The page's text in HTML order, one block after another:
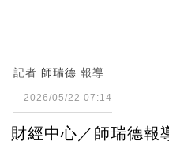
記者 師瑞德 報導
2026/05/22 07:14
財經中心／師瑞德報